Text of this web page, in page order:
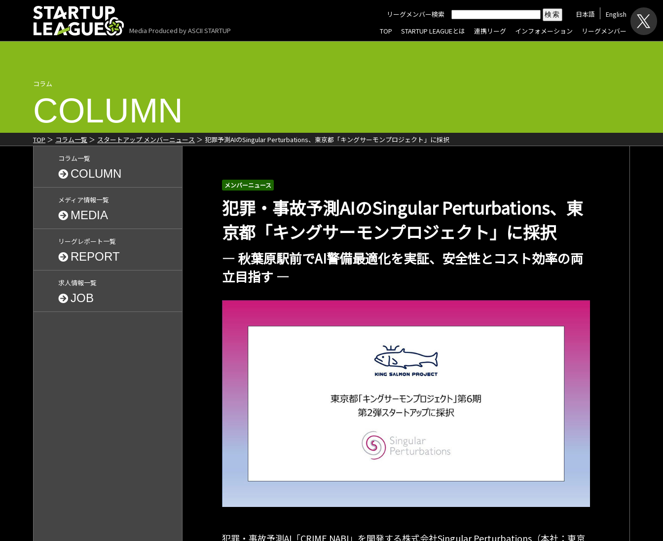
Media Produced byASCII STARTUP
リーグメンバー検索 日本語
English
TOP
STARTUP LEAGUEとは 連携リーグ インフォメーション リーグメンバー
コラム
COLUMN
TOP コラム一覧 スタートアップ メンバーニュース
犯罪予測AIのSingular Perturbations、東京都「キングサーモンプロジェクト」に採択
コラム一覧
COLUMN
メディア情報一覧
MEDIA
リーグレポート一覧
REPORT
求人情報一覧
JOB
メンバーニュース
犯罪・事故予測AIのSingular Perturbations、東
京都「キングサーモンプロジェクト」に採択
― 秋葉原駅前でAI警備最適化を実証、安全性とコスト効率の両
立目指す ―
犯罪・事故予測AI「CRIME NABI」を開発する株式会社Singular Perturbations（本社：東京